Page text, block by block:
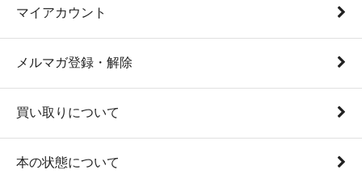
マイアカウント
メルマガ登録・解除
買い取りについて
本の状態について